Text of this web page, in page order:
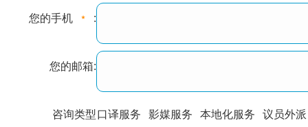
您的手机 :
您的邮箱:
咨询类型口译服务 影媒服务 本地化服务 议员外派